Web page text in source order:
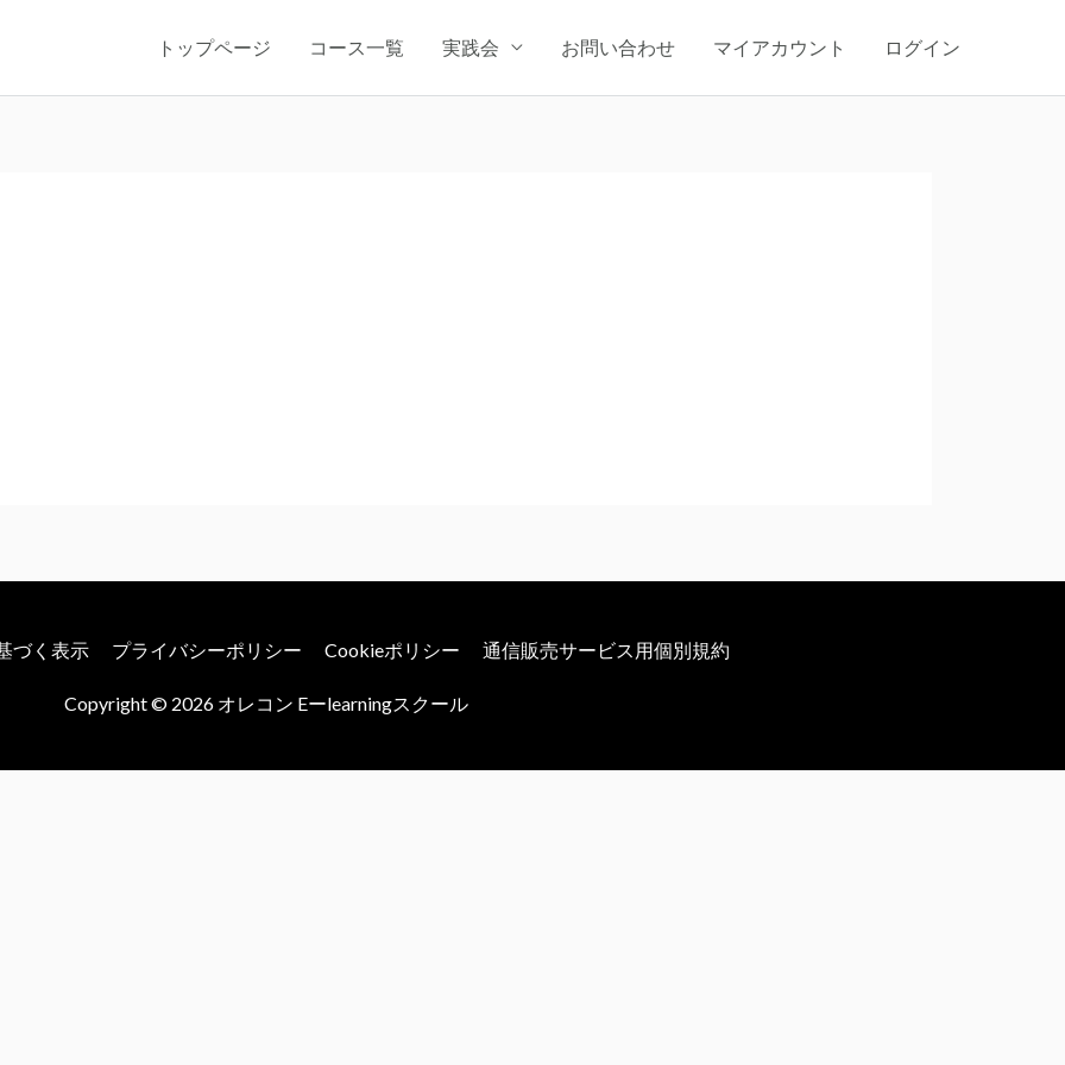
トップページ コース一覧 実践会 お問い合わせ マイアカウント ログイン
づく表示 プライバシーポリシー Cookieポリシー 通信販売サービス用個別規約
Copyright © 2026 オレコン Eーlearningスクール